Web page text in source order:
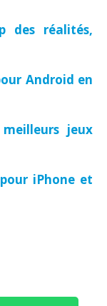
des réalités,
Android en
jeux
iPhone et